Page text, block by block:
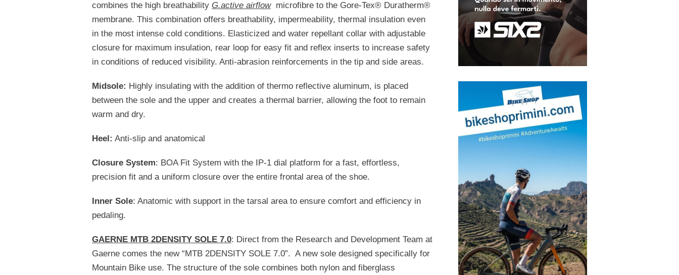
combines the high breathability G.active airflowmicrofibre to the Gore-Tex® Duratherm®
membrane. This combination offers breathability, impermeability, thermal insulation even
in the most intense cold conditions. Elasticized and water repellant collar with adjustable
closure for maximum insulation, rear loop for easy fit and reflex inserts to increase safety
in conditions of reduced visibility. Anti-abrasion reinforcements in the tip and side areas.
Midsole: Highly insulating with the addition of thermo reflective aluminum, is placed
between the sole and the upper and creates a thermal barrier, allowing the foot to remain
warm and dry.
Heel: Anti-slip and anatomical
Closure System: BOA Fit System with the IP-1 dial platform for a fast, effortless,
precision fit and a uniform closure over the entire frontal area of the shoe.
Inner Sole: Anatomic with support in the tarsal area to ensure comfort and efficiency in
pedaling.
GAERNE MTB 2DENSITY SOLE 7.0: Direct from the Research and Development Team at
Gaerne comes the new “MTB 2DENSITY SOLE 7.0”. A new sole designed specifically for
Mountain Bike use. The structure of the sole combines both nylon and fiberglass